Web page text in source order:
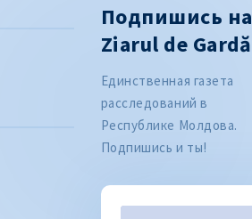
Подпишись на
Ziarul de Gardă
Единственная газета
расследований в
Республике Молдова.
Подпишись и ты!